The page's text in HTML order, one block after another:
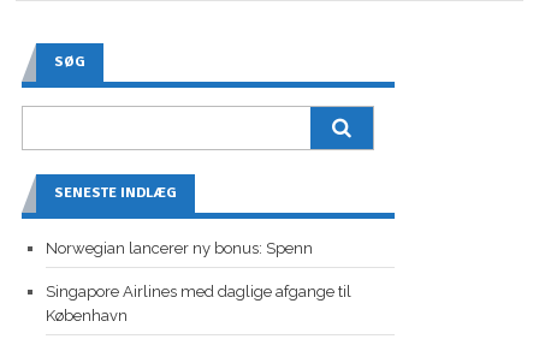
SØG
SENESTE INDLÆG
Norwegian lancerer ny bonus: Spenn
Singapore Airlines med daglige afgange til
København